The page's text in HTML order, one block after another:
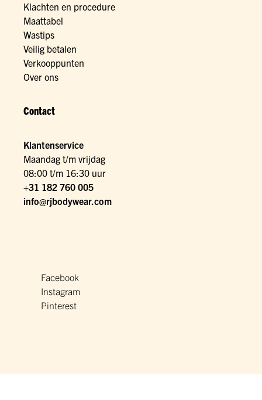
Klachten en procedure
Maattabel
Wastips
Veilig betalen
Verkooppunten
Over ons
Contact
Klantenservice
Maandag t/m vrijdag
08:00 t/m 16:30 uur
+31 182 760 005
info@rjbodywear.com
Facebook
Instagram
Pinterest